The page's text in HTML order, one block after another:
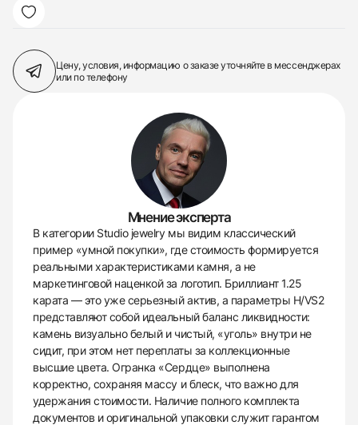
Цену, условия, информацию о заказеуточняйте в мессенджерах
или по телефону
Мнение эксперта
В категории Studio jewelry мы видим классический
пример «умной покупки», где стоимость формируется
реальными характеристиками камня, а не
маркетинговой наценкой за логотип. Бриллиант 1.25
карата — это уже серьезный актив, а параметры H/VS2
представляют собой идеальный баланс ликвидности:
камень визуально белый и чистый, «уголь» внутри не
сидит, при этом нет переплаты за коллекционные
высшие цвета. Огранка «Сердце» выполнена
корректно, сохраняя массу и блеск, что важно для
удержания стоимости. Наличие полного комплекта
документов и оригинальной упаковки служит гарантом